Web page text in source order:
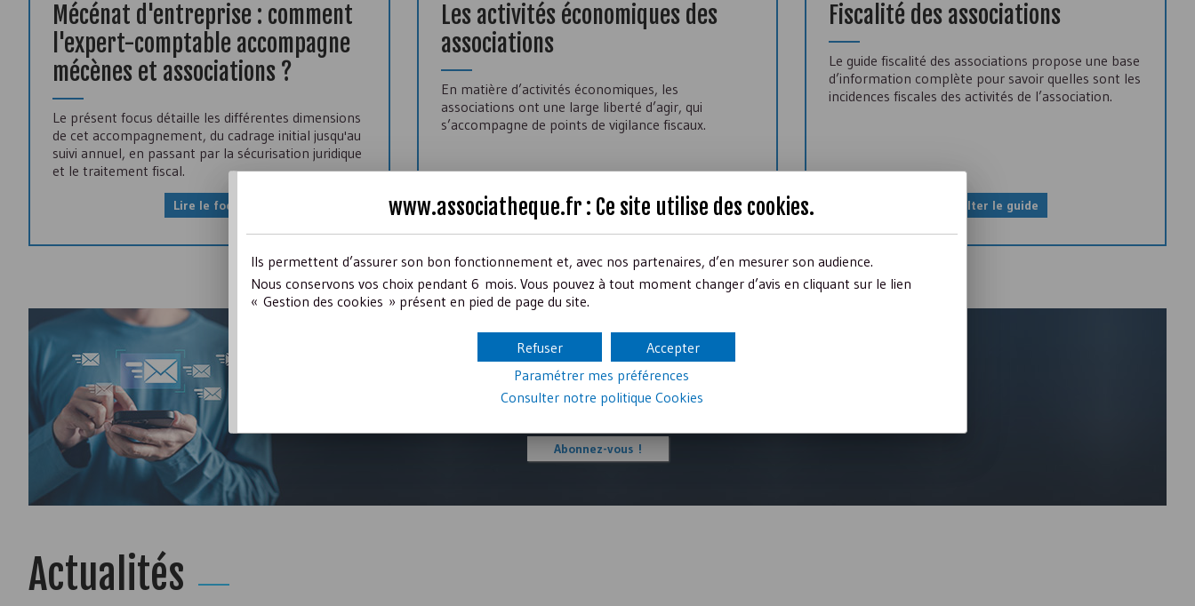
Mécénat d'entreprise : comment
l'expert-comptable accompagne
mécènes et associations ?
Le présent focus détaille les différentes dimensions
de cet accompagnement, du cadrage initial jusqu'au
suivi annuel, en passant par la sécurisation juridique
et le traitement fiscal.
Lire le focus
Les activités économiques des
associations
En matière d’activités économiques, les
associations ont une large liberté d’agir, qui
s’accompagne de points de vigilance fiscaux.
Lire le focus
Fiscalité des associations
Le guide fiscalité des associations propose une base
d’information complète pour savoir quelles sont les
incidences fiscales des activités de l’association.
Consulter le guide
Inscrivez-vous à la Newsletter
Découvrez tous les mois : des conseils essentiels, un dossier très pratique, des actualités...
Abonnez-vous !
Actualités
www.associatheque.fr : Ce site utilise des cookies.
Ils permettent d’assurer son bon fonctionnement et, avec nos partenaires, d’en mesurer son audience.
Nous conservons vos choix pendant 6 mois. Vous pouvez à tout moment changer d’avis en cliquant sur le lien
« Gestion des cookies » présent en pied de page du site.
Accepter
Refuser
Paramétrer mes préférences
Consulter notre politique Cookies